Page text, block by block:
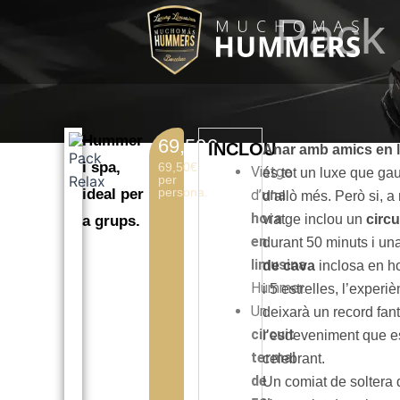
Pack
Hummer
i spa,
ideal per
a grups.
69,50€
69,50€
per
persona.
INCLOU
Viatge
d’una
hora
en
limusina
Hummer.
Un
circuit
termal
de
Anar amb amics en
és tot un luxe que
d’allò més. Però si, a
viatge inclou un
durant 50 minuts i
de cavainclosa en
i 5 estrelles,
deixarà un record
l’esdeveniment que
celebrant.
Un comiat de soltera